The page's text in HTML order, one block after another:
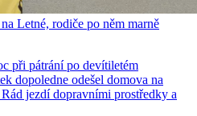
Letné, rodiče po něm marně
při pátrání po devítiletém
dopoledne odešel domova na
jezdí dopravními prostředky a